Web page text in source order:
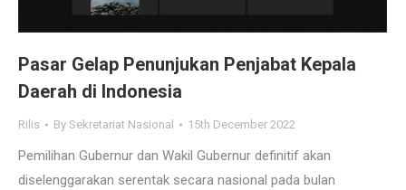
Pasar Gelap Penunjukan Penjabat Kepala
Daerah di Indonesia
Rilis By Sekretariat Nasional 15th December 2022
Pemilihan Gubernur dan Wakil Gubernur definitif akan
diselenggarakan serentak secara nasional pada bulan